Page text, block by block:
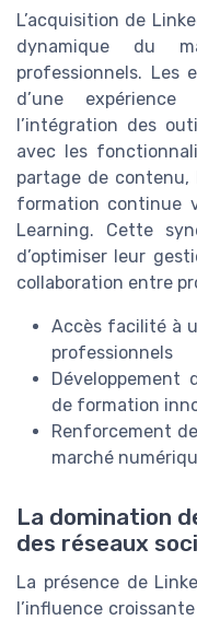
L’acquisition de
dynamique du
professionnels. Les
d’une
l’intégration des
avec les
partage de contenu,
formation continue
Learning. Cette
d’optimiser leur
collaboration entre
Accès facilité à
professionnels
de formation
Renforcement
marché
La domination
des réseaux
La présence de
l’influence